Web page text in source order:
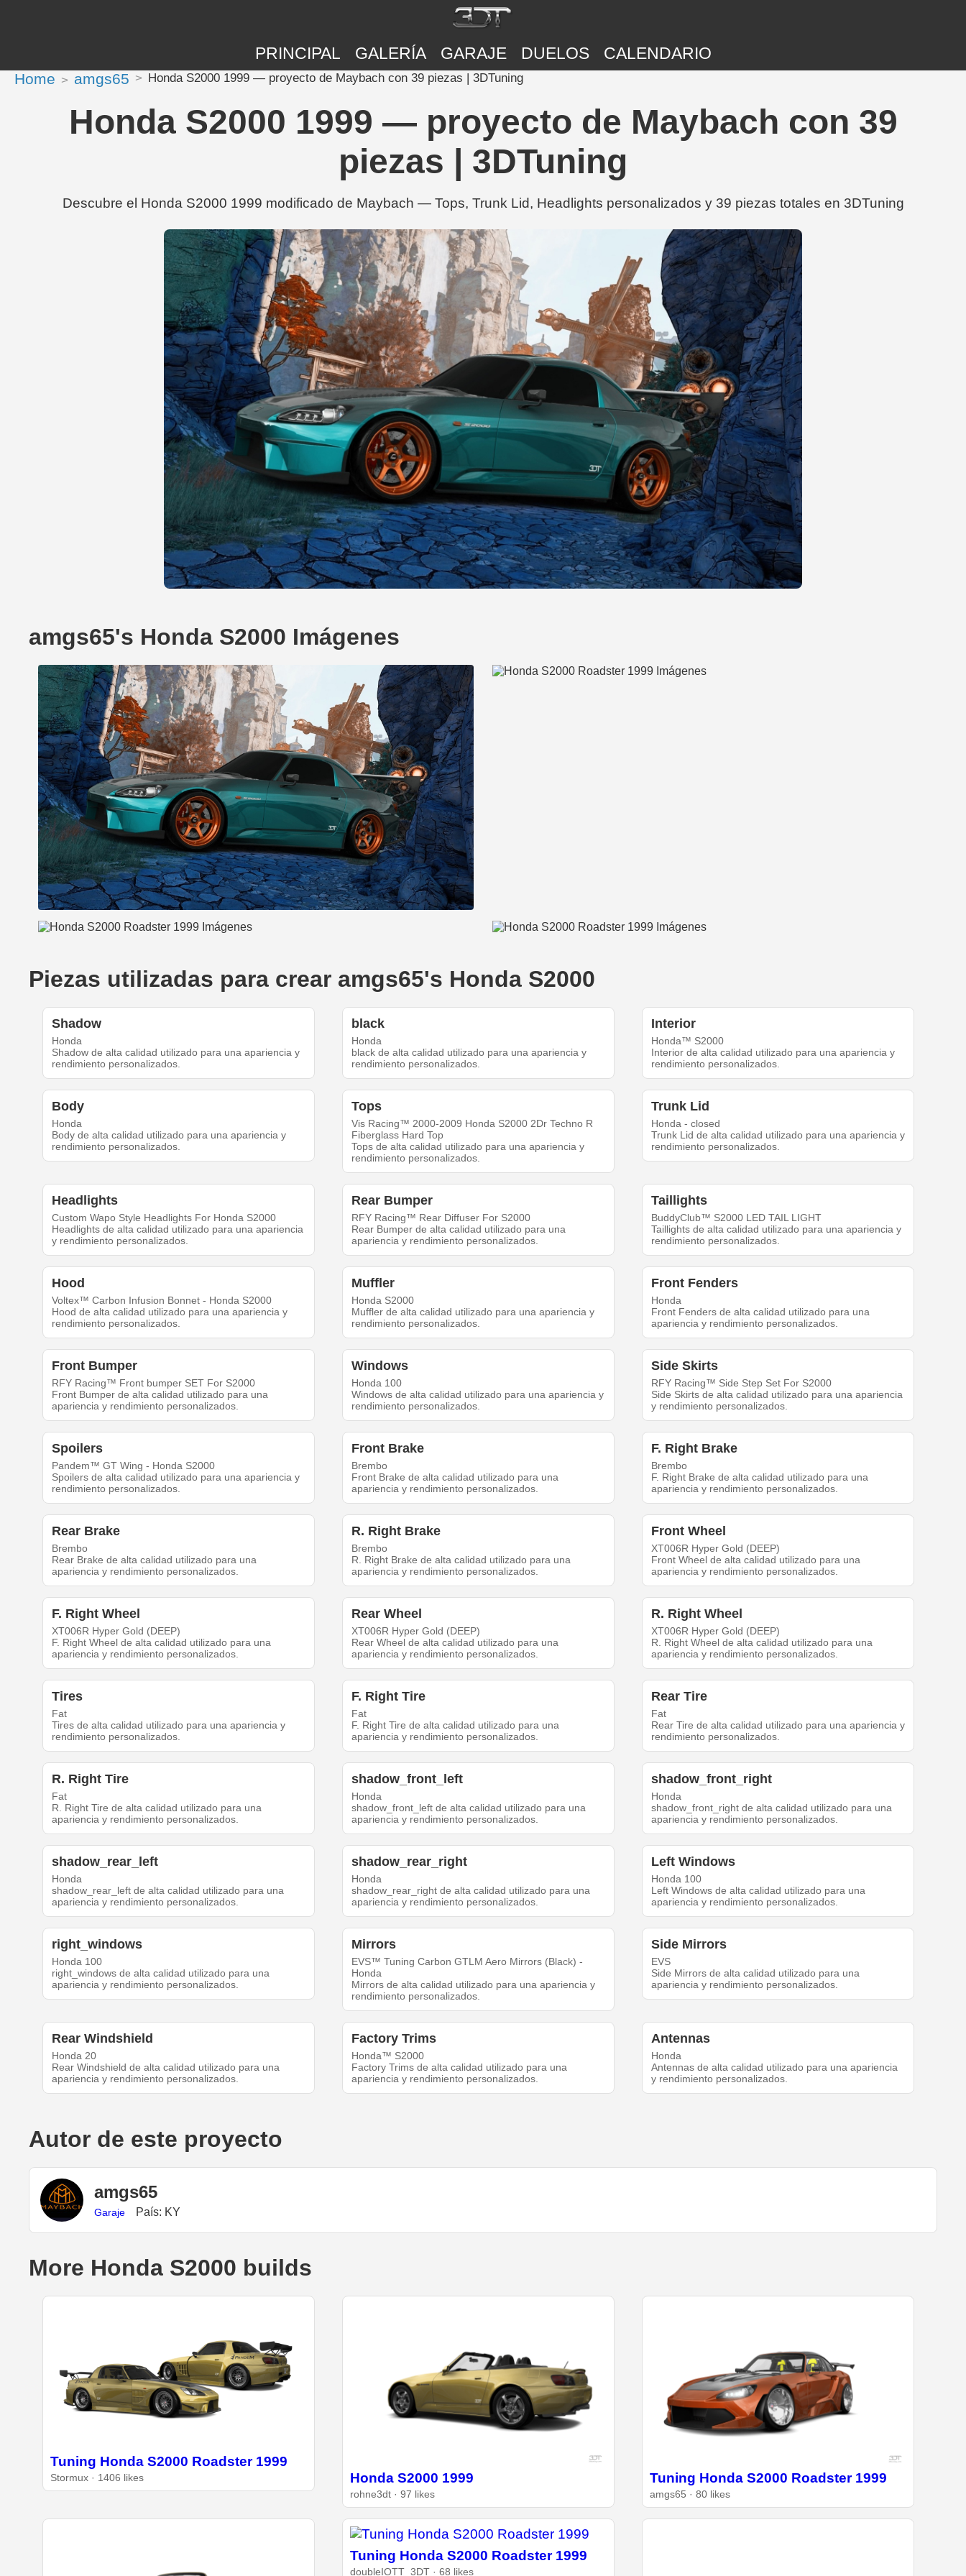
PRINCIPAL GALERÍA GARAJE DUELOS CALENDARIO
Home amgs65 Honda S2000 1999 — proyecto de Maybach con 39 piezas | 3DTuning
Honda S2000 1999 — proyecto de Maybach con 39
piezas | 3DTuning
Descubre el Honda S2000 1999 modificado de Maybach — Tops, Trunk Lid, Headlights personalizados y 39 piezas totales en 3DTuning
amgs65's Honda S2000 Imágenes
Piezas utilizadas para crear amgs65's Honda S2000
Shadow
Honda
Shadow de alta calidad utilizado para una apariencia y
rendimiento personalizados.
black
Honda
black de alta calidad utilizado para una apariencia y
rendimiento personalizados.
Interior
Honda™ S2000
Interior de alta calidad utilizado para una apariencia y
rendimiento personalizados.
Body
Honda
Body de alta calidad utilizado para una apariencia y
rendimiento personalizados.
Tops
Vis Racing™ 2000-2009 Honda S2000 2Dr Techno R
Fiberglass Hard Top
Tops de alta calidad utilizado para una apariencia y
rendimiento personalizados.
Trunk Lid
Honda - closed
Trunk Lid de alta calidad utilizado para una apariencia y
rendimiento personalizados.
Headlights
Custom Wapo Style Headlights For Honda S2000
Headlights de alta calidad utilizado para una apariencia
y rendimiento personalizados.
Rear Bumper
RFY Racing™ Rear Diffuser For S2000
Rear Bumper de alta calidad utilizado para una
apariencia y rendimiento personalizados.
Taillights
BuddyClub™ S2000 LED TAIL LIGHT
Taillights de alta calidad utilizado para una apariencia y
rendimiento personalizados.
Hood
Voltex™ Carbon Infusion Bonnet - Honda S2000
Hood de alta calidad utilizado para una apariencia y
rendimiento personalizados.
Muffler
Honda S2000
Muffler de alta calidad utilizado para una apariencia y
rendimiento personalizados.
Front Fenders
Honda
Front Fenders de alta calidad utilizado para una
apariencia y rendimiento personalizados.
Front Bumper
RFY Racing™ Front bumper SET For S2000
Front Bumper de alta calidad utilizado para una
apariencia y rendimiento personalizados.
Windows
Honda 100
Windows de alta calidad utilizado para una apariencia y
rendimiento personalizados.
Side Skirts
RFY Racing™ Side Step Set For S2000
Side Skirts de alta calidad utilizado para una apariencia
y rendimiento personalizados.
Spoilers
Pandem™ GT Wing - Honda S2000
Spoilers de alta calidad utilizado para una apariencia y
rendimiento personalizados.
Front Brake
Brembo
Front Brake de alta calidad utilizado para una
apariencia y rendimiento personalizados.
F. Right Brake
Brembo
F. Right Brake de alta calidad utilizado para una
apariencia y rendimiento personalizados.
Rear Brake
Brembo
Rear Brake de alta calidad utilizado para una
apariencia y rendimiento personalizados.
R. Right Brake
Brembo
R. Right Brake de alta calidad utilizado para una
apariencia y rendimiento personalizados.
Front Wheel
XT006R Hyper Gold (DEEP)
Front Wheel de alta calidad utilizado para una
apariencia y rendimiento personalizados.
F. Right Wheel
XT006R Hyper Gold (DEEP)
F. Right Wheel de alta calidad utilizado para una
apariencia y rendimiento personalizados.
Rear Wheel
XT006R Hyper Gold (DEEP)
Rear Wheel de alta calidad utilizado para una
apariencia y rendimiento personalizados.
R. Right Wheel
XT006R Hyper Gold (DEEP)
R. Right Wheel de alta calidad utilizado para una
apariencia y rendimiento personalizados.
Tires
Fat
Tires de alta calidad utilizado para una apariencia y
rendimiento personalizados.
F. Right Tire
Fat
F. Right Tire de alta calidad utilizado para una
apariencia y rendimiento personalizados.
Rear Tire
Fat
Rear Tire de alta calidad utilizado para una apariencia y
rendimiento personalizados.
R. Right Tire
Fat
R. Right Tire de alta calidad utilizado para una
apariencia y rendimiento personalizados.
shadow_front_left
Honda
shadow_front_left de alta calidad utilizado para una
apariencia y rendimiento personalizados.
shadow_front_right
Honda
shadow_front_right de alta calidad utilizado para una
apariencia y rendimiento personalizados.
shadow_rear_left
Honda
shadow_rear_left de alta calidad utilizado para una
apariencia y rendimiento personalizados.
shadow_rear_right
Honda
shadow_rear_right de alta calidad utilizado para una
apariencia y rendimiento personalizados.
Left Windows
Honda 100
Left Windows de alta calidad utilizado para una
apariencia y rendimiento personalizados.
right_windows
Honda 100
right_windows de alta calidad utilizado para una
apariencia y rendimiento personalizados.
Mirrors
EVS™ Tuning Carbon GTLM Aero Mirrors (Black) -
Honda
Mirrors de alta calidad utilizado para una apariencia y
rendimiento personalizados.
Side Mirrors
EVS
Side Mirrors de alta calidad utilizado para una
apariencia y rendimiento personalizados.
Rear Windshield
Honda 20
Rear Windshield de alta calidad utilizado para una
apariencia y rendimiento personalizados.
Factory Trims
Honda™ S2000
Factory Trims de alta calidad utilizado para una
apariencia y rendimiento personalizados.
Antennas
Honda
Antennas de alta calidad utilizado para una apariencia
y rendimiento personalizados.
Autor de este proyecto
amgs65
Garaje País: KY
More Honda S2000 builds
Tuning Honda S2000 Roadster 1999
Stormux · 1406 likes Honda S2000 1999
rohne3dt · 97 likes
Tuning Honda S2000 Roadster 1999
amgs65 · 80 likes
Tuning Honda S2000 Roadster 1999
doubleIOTT_3DT · 68 likes